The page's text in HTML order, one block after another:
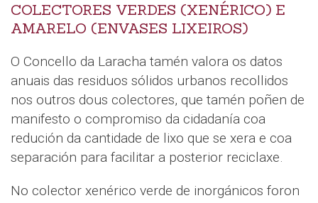
COLECTORES VERDES (XENÉRICO) E
AMARELO (ENVASES LIXEIROS)
O Concello da Laracha tamén valora os datos
anuais das residuos sólidos urbanos recollidos
nos outros dous colectores, que tamén poñen de
manifesto o compromiso da cidadanía coa
redución da cantidade de lixo que se xera e coa
separación para facilitar a posterior reciclaxe.
No colector xenérico verde de inorgánicos foron